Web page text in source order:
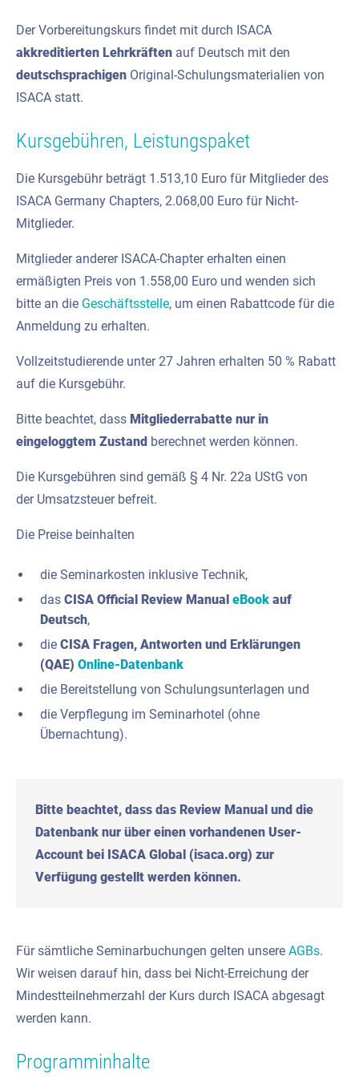
Der Vorbereitungskurs findet mit durch ISACA
akkreditierten Lehrkräften auf Deutsch mit den
deutschsprachigen Original-Schulungsmaterialien von
ISACA statt.
Kursgebühren, Leistungspaket
Die Kursgebühr beträgt 1.513,10 Euro für Mitglieder des
ISACA Germany Chapters, 2.068,00 Euro für Nicht-
Mitglieder.
Mitglieder anderer ISACA-Chapter erhalten einen
ermäßigten Preis von 1.558,00 Euro und wenden sich
bitte an die Geschäftsstelle, um einen Rabattcode für die
Anmeldung zu erhalten.
Vollzeitstudierende unter 27 Jahren erhalten 50 % Rabatt
auf die Kursgebühr.
Bitte beachtet, dass Mitgliederrabatte nur in
eingeloggtem Zustand berechnet werden können.
Die Kursgebühren sind gemäß § 4 Nr. 22a UStG von
der Umsatzsteuer befreit.
Die Preise beinhalten
die Seminarkosten inklusive Technik,
das CISA Official Review Manual eBook auf
Deutsch,
die CISA Fragen, Antworten und Erklärungen
(QAE) Online-Datenbank
die Bereitstellung von Schulungsunterlagen und
die Verpflegung im Seminarhotel (ohne
Übernachtung).
Bitte beachtet, dass das Review Manual und die
Datenbank nur über einen vorhandenen User-
Account bei ISACA Global (isaca.org) zur
Verfügung gestellt werden können.
Für sämtliche Seminarbuchungen gelten unsere AGBs.
Wir weisen darauf hin, dass bei Nicht-Erreichung der
Mindestteilnehmerzahl der Kurs durch ISACA abgesagt
werden kann.
Programminhalte